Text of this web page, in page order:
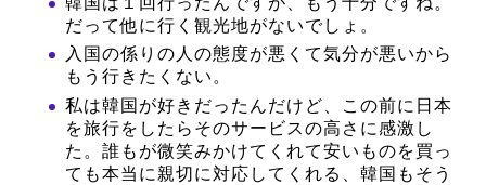
だって他に行く観光地がないでしょ。
入国の係りの人の態度が悪くて気分が悪いから
もう行きたくない。
私は韓国が好きだったんだけど、この前に日本
を旅行をしたらそのサービスの高さに感激し
た。誰もが微笑みかけてくれて安いものを買っ
ても本当に親切に対応してくれる、韓国もそう